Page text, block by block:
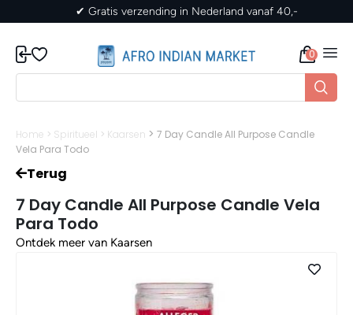
✔ Gratis verzending in Nederland vanaf 40,-
0
Home > Spiritueel > Kaarsen > 7 Day Candle All Purpose Candle
Vela Para Todo
Terug
7 Day Candle All Purpose Candle Vela
Para Todo
Ontdek meer van Kaarsen